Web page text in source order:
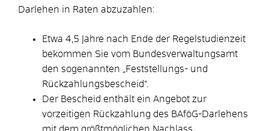
Darlehen in Raten abzuzahlen:
Etwa 4,5 Jahre nach Ende der Regelstudienzeit
bekommen Sie vom Bundesverwaltungsamt
den sogenannten „Feststellungs- und
Rückzahlungsbescheid“.
Der Bescheid enthält ein Angebot zur
vorzeitigen Rückzahlung des BAföG-Darlehens
mit dem größtmöglichen Nachlass.